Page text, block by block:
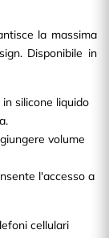
la massima
Disponibile in
silicone liquido
volume
l'accesso a
cellulari